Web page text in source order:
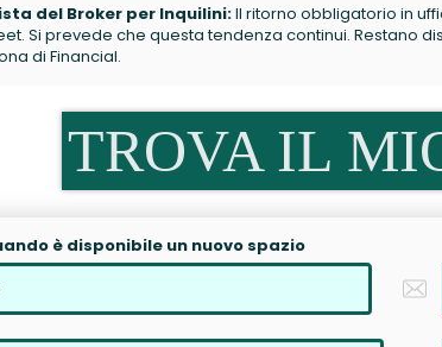
del Broker per Inquilini:Il ritorno obbligatorio in
Si prevede che questa tendenza continui. Restano
di Financial.
TROVA IL
è disponibile un nuovo spazio